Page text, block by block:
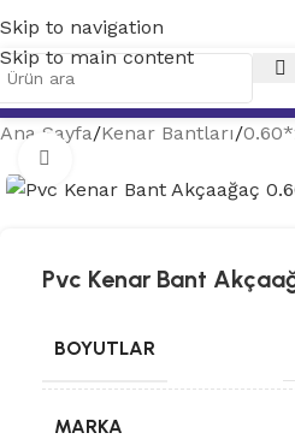
Skip to navigation
Skip to main content
Ana Sayfa/Kenar Bantları/
Pvc Kenar Bant
BOYUTLAR
MARKA